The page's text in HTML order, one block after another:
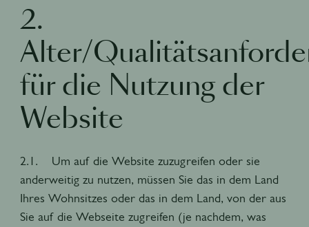
2.
Alter/
für die Nutzung der
Website
2.1. Um auf die Website zuzugreifen oder sie
anderweitig zu nutzen, müssen Sie das in dem Land
Ihres Wohnsitzes oder das in dem Land, von der aus
Sie auf die Webseite zugreifen (je nachdem, was